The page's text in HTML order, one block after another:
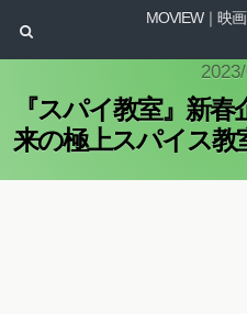
MOVIEW｜映
『スパイ教室』新
来の極上スパイス教